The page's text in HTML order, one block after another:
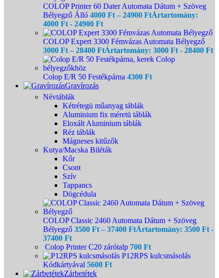
COLOP Printer 60 Dater Automata Dátum + Szöveg
Bélyegző Álló 4000 Ft – 24900 FtÁrtartomány:
4000 Ft - 24900 Ft
COLOP Expert 3300 Fémvázas Automata Bélyegző
3000 Ft – 28400 FtÁrtartomány: 3000 Ft - 28400 Ft
Colop E/R 50 Festékpárna 4300 Ft
Gravírozás
Névtáblák
Kétrétegü műanyag táblák
Aluminium fix méretü táblák
Eloxált Aluminium táblák
Réz táblák
Mágneses kitűzők
Kutya/Macska Biléták
Kőr
Csont
Szív
Tappancs
Dögcédula
COLOP Classic 2460 Automata Dátum + Szöveg
Bélyegző 3500 Ft – 37400 FtÁrtartomány: 3500 Ft -
37400 Ft
Colop Printer C20 zárótalp 700 Ft
P12RPS kulcsmásolás
Kódkártyával 5600 Ft
Zárbetétek